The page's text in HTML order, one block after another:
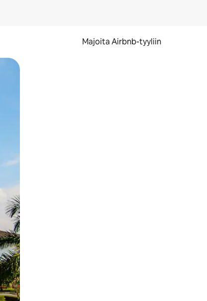
Majoita Airbnb-tyyliin